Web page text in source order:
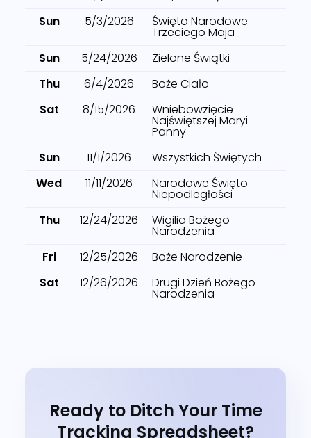
Sun
5/3/2026 Święto Narodowe
Trzeciego Maja
Sun
5/24/2026
Zielone Świątki
Thu
6/4/2026
Boże Ciało
Sat
8/15/2026 Wniebowzięcie
Najświętszej Maryi
Panny
Sun
11/1/2026
Wszystkich Świętych
Wed
11/11/2026 Narodowe Święto
Niepodległości
Thu
12/24/2026 Wigilia Bożego
Narodzenia
Fri
12/25/2026
Boże Narodzenie
Sat
12/26/2026 Drugi Dzień Bożego
Narodzenia
Ready to Ditch Your Time
Tracking Spreadsheet?